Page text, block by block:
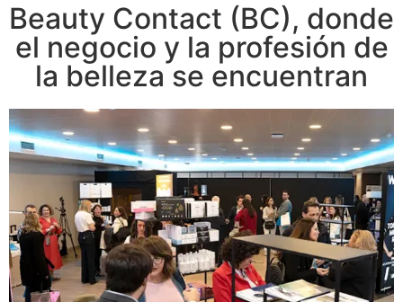
Beauty Contact (BC), donde
el negocio y la profesión de
la belleza se encuentran